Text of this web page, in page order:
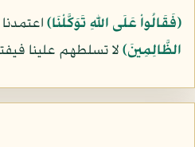
﴿فَقَالُواْ عَلَى اللّهِ تَوَكَّلْنَا﴾اعتمدنا
الظَّالِمِينَ﴾لا تسلطهم علينا